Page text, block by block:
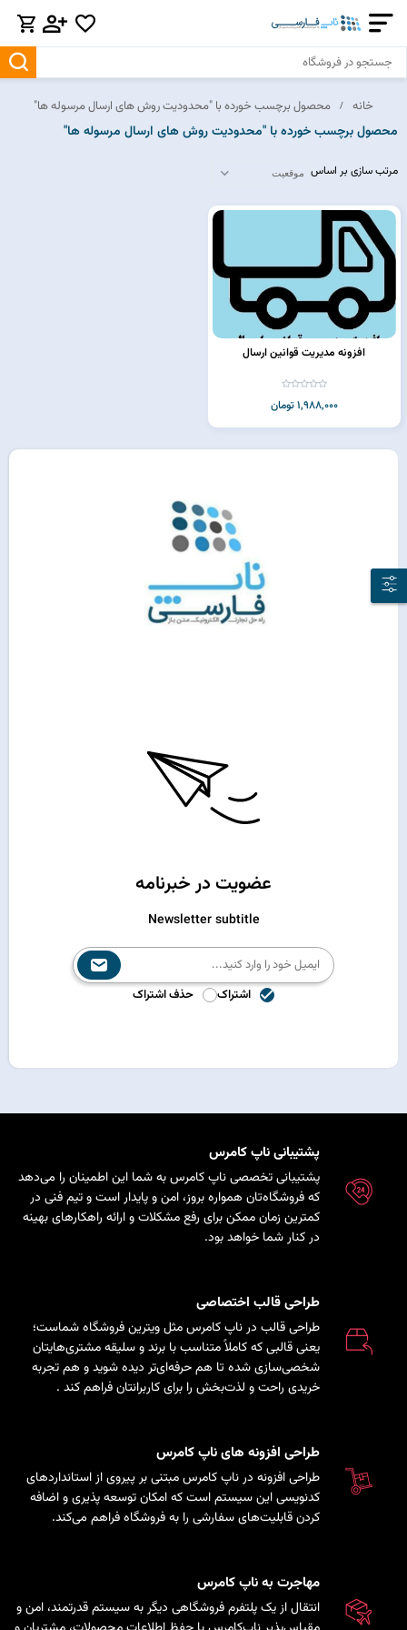
خانه محصول برچسب خورده با "محدودیت روش های ارسال مرسوله ها"
محصول برچسب خورده با "محدودیت روش های ارسال مرسوله ها"
مرتب سازی بر اساس
افزونه مدیریت قوانین ارسال
1,988,000 تومان
عضویت در خبرنامه
Newsletter subtitle
اشتراک حذف اشتراک
پشتیبانی ناپ کامرس
پشتیبانی تخصصی ناپ کامرس به شما این اطمینان را می‌دهد
که فروشگاه‌تان همواره بروز، امن و پایدار است و تیم فنی در
کمترین زمان ممکن برای رفع مشکلات و ارائه راهکارهای بهینه
در کنار شما خواهد بود.
طراحی قالب اختصاصی
طراحی قالب در ناپ کامرس مثل ویترین فروشگاه شماست؛
یعنی قالبی که کاملاً متناسب با برند و سلیقه مشتری‌هایتان
شخصی‌سازی شده تا هم حرفه‌ای‌تر دیده شوید و هم تجربه
خریدی راحت و لذت‌بخش را برای کاربرانتان فراهم کند .
طراحی افزونه های ناپ کامرس
طراحی افزونه در ناپ کامرس مبتنی بر پیروی از استانداردهای
کدنویسی این سیستم است که امکان توسعه پذیری و اضافه
کردن قابلیت‌های سفارشی را به فروشگاه فراهم می‌کند.
مهاجرت به ناپ کامرس
انتقال از یک پلتفرم فروشگاهی دیگر به سیستم قدرتمند، امن و